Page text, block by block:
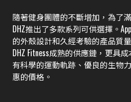
隨著健身團體的不斷增加，為了
DHZ推出了多款系列可供選擇。
的外殼設計和久經考驗的產品質
DHZ Fitness成熟的供應鏈，更具
有科學的運動軌跡、優良的生物
惠的價格。